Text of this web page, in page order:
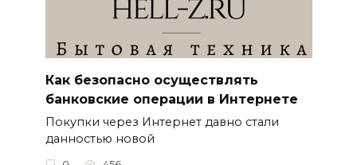
Как безопасно осуществлять
банковские операции в Интернете
Покупки через Интернет давно стали
данностью новой